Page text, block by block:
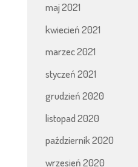
maj 2021
kwiecień 2021
marzec 2021
styczeń 2021
grudzień 2020
listopad 2020
październik 2020
wrzesień 2020